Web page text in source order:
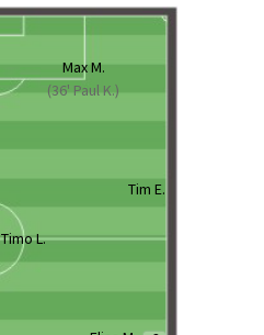
Max M.
(36' Paul K.)
Tim E.
Timo L.